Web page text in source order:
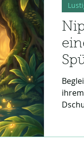
Fahrzeuge
Halloween